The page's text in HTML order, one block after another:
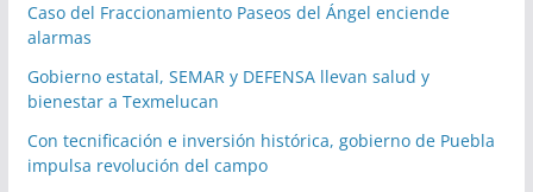
Caso del Fraccionamiento Paseos del Ángel enciende
alarmas
Gobierno estatal, SEMAR y DEFENSA llevan salud y
bienestar a Texmelucan
Con tecnificación e inversión histórica, gobierno de Puebla
impulsa revolución del campo